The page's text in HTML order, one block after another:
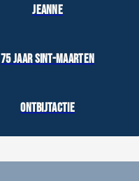
Jeanne
75 jaar Sint-Maarten
Ontbijtactie